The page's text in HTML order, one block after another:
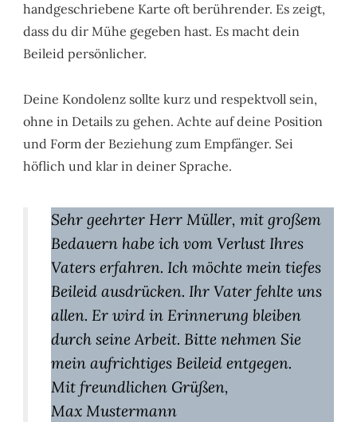
handgeschriebene Karte oft berührender. Es zeigt,
dass du dir Mühe gegeben hast. Es macht dein
Beileid persönlicher.
Deine Kondolenz sollte kurz und respektvoll sein,
ohne in Details zu gehen. Achte auf deine Position
und Form der Beziehung zum Empfänger. Sei
höflich und klar in deiner Sprache.
Sehr geehrter Herr Müller, mit großem
Bedauern habe ich vom Verlust Ihres
Vaters erfahren. Ich möchte mein tiefes
Beileid ausdrücken. Ihr Vater fehlte uns
allen. Er wird in Erinnerung bleiben
durch seine Arbeit. Bitte nehmen Sie
mein aufrichtiges Beileid entgegen.
Mit freundlichen Grüßen,
Max Mustermann